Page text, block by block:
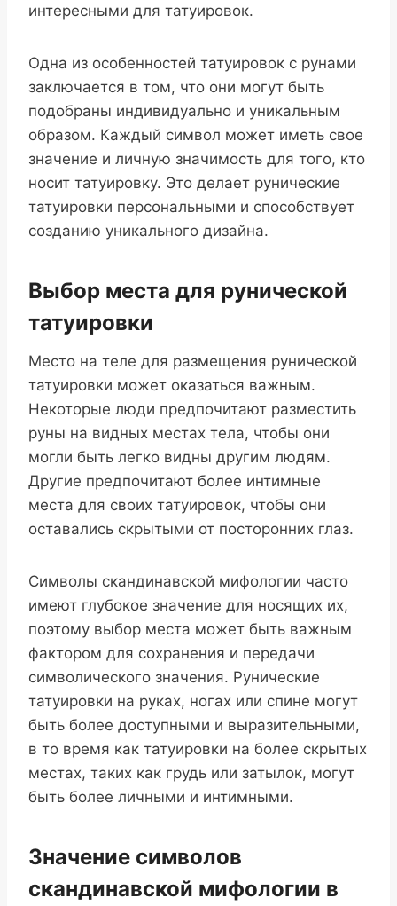
интересными для татуировок.
Одна из особенностей татуировок с рунами
заключается в том, что они могут быть
подобраны индивидуально и уникальным
образом. Каждый символ может иметь свое
значение и личную значимость для того, кто
носит татуировку. Это делает рунические
татуировки персональными и способствует
созданию уникального дизайна.
Выбор места для рунической
татуировки
Место на теле для размещения рунической
татуировки может оказаться важным.
Некоторые люди предпочитают разместить
руны на видных местах тела, чтобы они
могли быть легко видны другим людям.
Другие предпочитают более интимные
места для своих татуировок, чтобы они
оставались скрытыми от посторонних глаз.
Символы скандинавской мифологии часто
имеют глубокое значение для носящих их,
поэтому выбор места может быть важным
фактором для сохранения и передачи
символического значения. Рунические
татуировки на руках, ногах или спине могут
быть более доступными и выразительными,
в то время как татуировки на более скрытых
местах, таких как грудь или затылок, могут
быть более личными и интимными.
Значение символов
скандинавской мифологии в